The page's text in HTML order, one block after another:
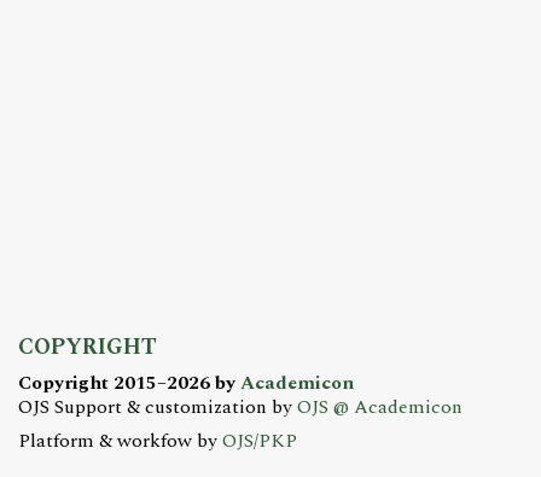
COPYRIGHT
Copyright 2015–2026 byAcademicon
OJS Support & customization byOJS @ Academicon
Platform & workfow byOJS/PKP